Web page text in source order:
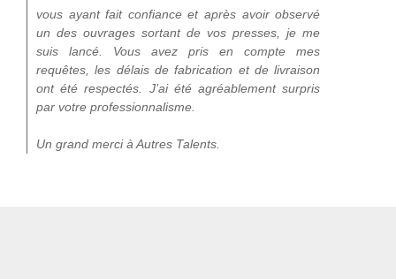
vous ayant fait confiance et après avoir observé
un des ouvrages sortant de vos presses, je me
suis lancé. Vous avez pris en compte mes
requêtes, les délais de fabrication et de livraison
ont été respectés. J’ai été agréablement surpris
par votre professionnalisme.
Un grand merci à Autres Talents.